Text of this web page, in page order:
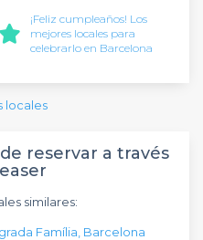
¡Feliz cumpleaños! Los
mejores locales para
celebrarlo en Barcelona
locales
reservar a través
similares:
Família, Barcelona